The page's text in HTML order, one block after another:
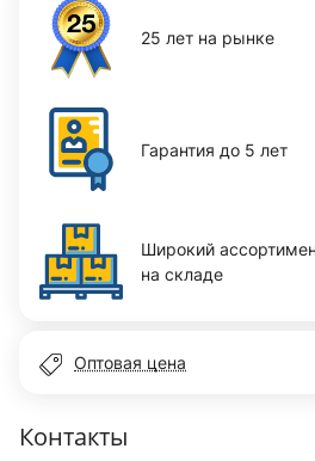
25 лет на рынке
Гарантия до 5 лет
Широкий
на складе
Оптовая цена
Контакты